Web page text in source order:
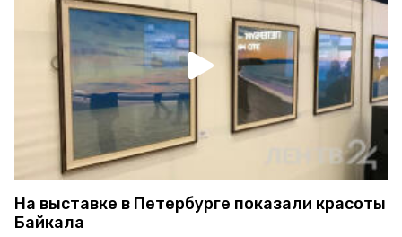
На выставке в Петербурге показали красоты
Байкала